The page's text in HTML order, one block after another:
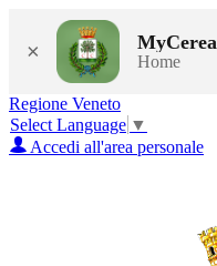
× MyCerea
Home
Regione Veneto
Select Language ▼
Accedi all'area personale